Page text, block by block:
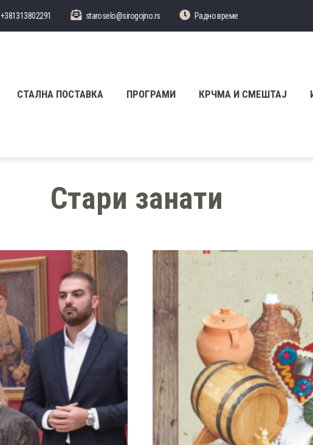
+381313802291 staroselo@sirogojno.rs
Радно време
СТАЛНА ПОСТАВКА ПРОГРАМИ КРЧМА И СМЕШТАЈ
Стари занати